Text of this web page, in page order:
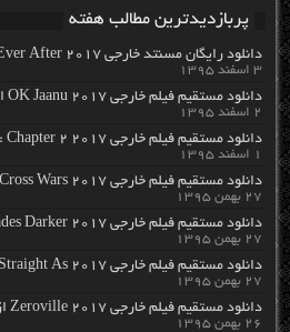
پربازدیدترین مطالب هفته
دانلود رایگان مسنتد خارجی Britney Ever After 2017 با لینک مستقیم
۳ اسفند ۱۳۹۵
دانلود مستقیم فیلم خارجی OK Jaanu 2017 از سرور سایت
۲ اسفند ۱۳۹۵
دانلود مستقیم فیلم خارجی John Wick: Chapter 2 2017 از سرور سایت
۱ اسفند ۱۳۹۵
دانلود مستقیم فیلم خارجی Cross Wars 2017 از سرور سایت
۲۷ بهمن ۱۳۹۵
دانلود مستقیم فیلم خارجی Fifty Shades Darker 2017 از سرور سایت
۲۷ بهمن ۱۳۹۵
دانلود مستقیم فیلم خارجی From Straight As 2017 از سرور سایت
۲۷ بهمن ۱۳۹۵
دانلود مستقیم فیلم خارجی Zeroville 2017 از سرور سایت
۲۶ بهمن ۱۳۹۵